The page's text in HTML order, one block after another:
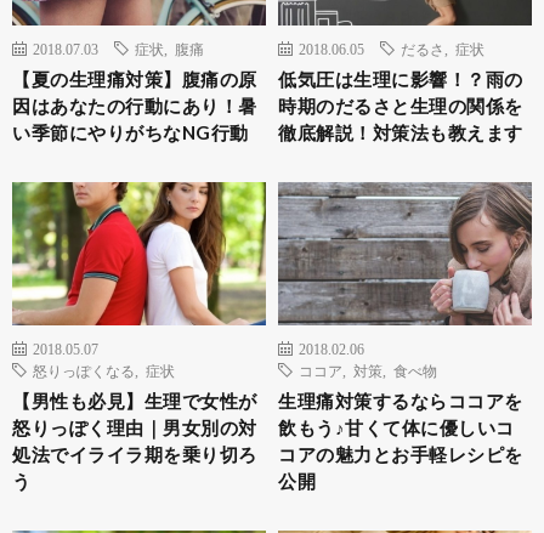
2018.07.03 症状 腹痛
【夏の生理痛対策】腹痛の原
因はあなたの行動にあり！暑
い季節にやりがちなNG行動
2018.06.05 だるさ 症状
低気圧は生理に影響！？雨の
時期のだるさと生理の関係を
徹底解説！対策法も教えます
2018.05.07
怒りっぽくなる
症状
【男性も必見】生理で女性が
怒りっぽく理由｜男女別の対
処法でイライラ期を乗り切ろ
う
2018.02.06
ココア
対策 食べ物
生理痛対策するならココアを
飲もう♪甘くて体に優しいコ
コアの魅力とお手軽レシピを
公開